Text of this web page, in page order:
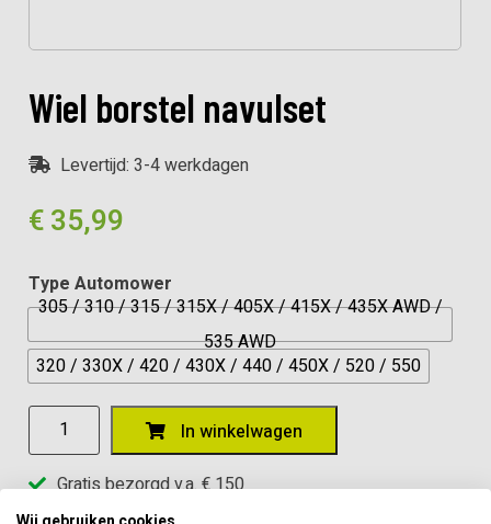
Wiel borstel navulset
Levertijd: 3-4 werkdagen
€35,99
Type Automower
305 / 310 / 315 / 315X / 405X / 415X / 435X AWD /
535 AWD
320 / 330X / 420 / 430X / 440 / 450X / 520 / 550
Wiel
borstel
aantal
In winkelwagen
Gratis bezorgd v.a. € 150
Onderhoud van alle tuinmachines